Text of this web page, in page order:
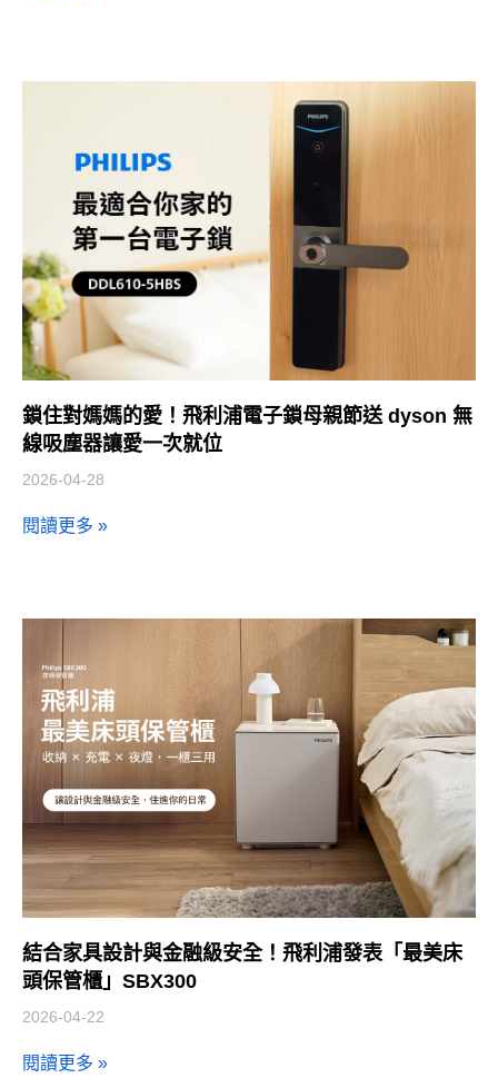
鎖住對媽媽的愛！飛利浦電子鎖母親節送 dyson 無
線吸塵器讓愛一次就位
2026-04-28
閱讀更多 »
結合家具設計與金融級安全！飛利浦發表「最美床
頭保管櫃」SBX300
2026-04-22
閱讀更多 »